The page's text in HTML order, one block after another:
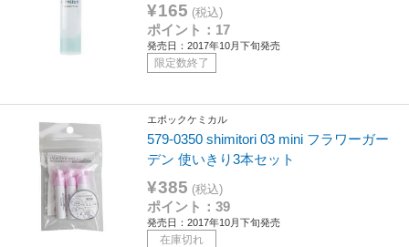
¥165 (税込)
ポイント：17
発売日：2017年10月下旬発売
限定数終了
エポックケミカル
579-0350 shimitori 03 mini フラワーガー
デン 使いきり3本セット
¥385 (税込)
ポイント：39
発売日：2017年10月下旬発売
在庫切れ